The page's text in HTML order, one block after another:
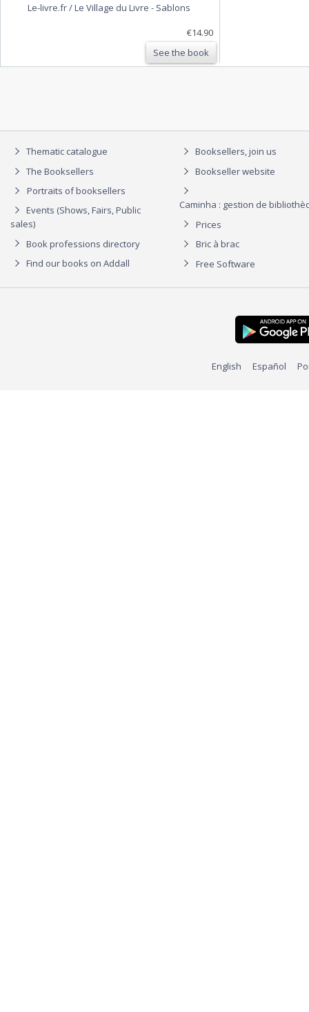
Le-livre.fr / Le Village du Livre - Sablons
€14.90
See the book
Thematic catalogue
The Booksellers
Portraits of booksellers
Events (Shows, Fairs, Public
sales)
Book professions directory
Find our books on Addall
Booksellers, join us
Bookseller website
Caminha : gestion de
Prices
Bric à brac
Free Software
English Español